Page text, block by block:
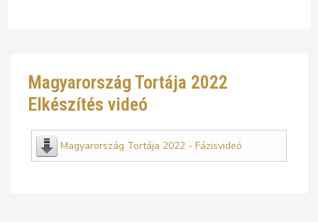
Magyarország Tortája 2022
Elkészítés videó
Magyarország Tortája 2022 - Fázisvideó